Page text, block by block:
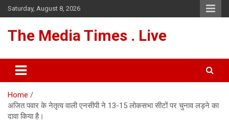
Skip
to
Saturday, August 8, 2026
The Media Times . Live
Home
अजित पवार के नेतृत्व वाली एनसीपी ने 13-15 लोकसभा सीटों पर चुनाव लड़ने का
दावा किया है।